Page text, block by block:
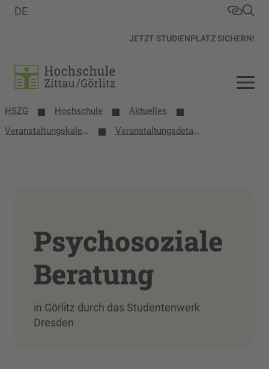
JETZT STUDIENPLATZ SICHERN!
DE
HSZG Hochschule
Aktuelles
Veranstaltungs­kalender
Veranstaltungsdetails
Psychosoziale
Beratung
in Görlitz durch das Studentenwerk
Dresden